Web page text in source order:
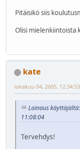
Pitäisikö siis
Olisi mielenkiintoista
kate
lokakuu 04, 2005, 12:34:53
Lainaus
11:08:04
Tervehdys!